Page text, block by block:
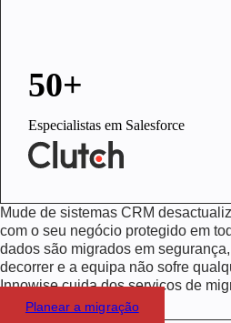
50+
Especialistas em Salesforce
Mude de sistemas CRM
com o seu negócio protegido em
dados são migrados em
decorrer e a equipa não sofre
Innowise cuida dos serviços de
Planear a migração